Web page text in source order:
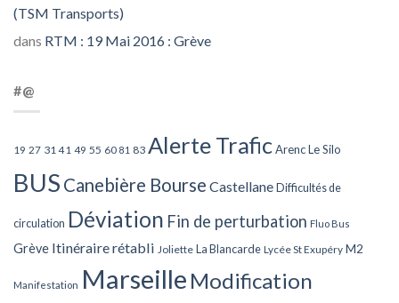
(TSM Transports)
dans RTM : 19 Mai 2016 : Grève
#@
19 27 31 41 49 55 60 81 83 Alerte TraficArenc Le Silo
BUS Canebière Bourse Castellane Difficultés de
circulation Déviation Fin de perturbation Fluo Bus
Grève Itinéraire rétabli Joliette La Blancarde Lycée St Exupéry M2
Manifestation Marseille Modification